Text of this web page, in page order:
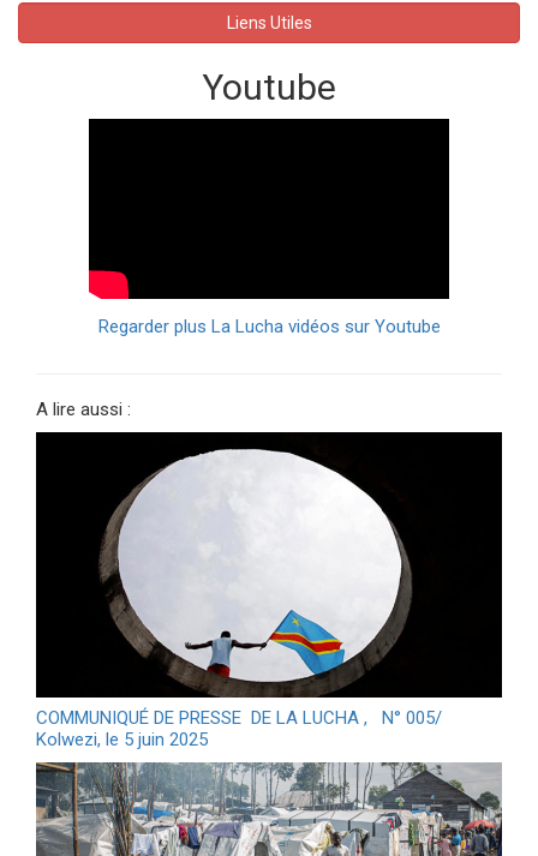
Liens Utiles
Youtube
Regarder plus La Lucha vidéos sur Youtube
A lire aussi :
COMMUNIQUÉ DE PRESSE DE LA LUCHA , N° 005/
Kolwezi, le 5 juin 2025